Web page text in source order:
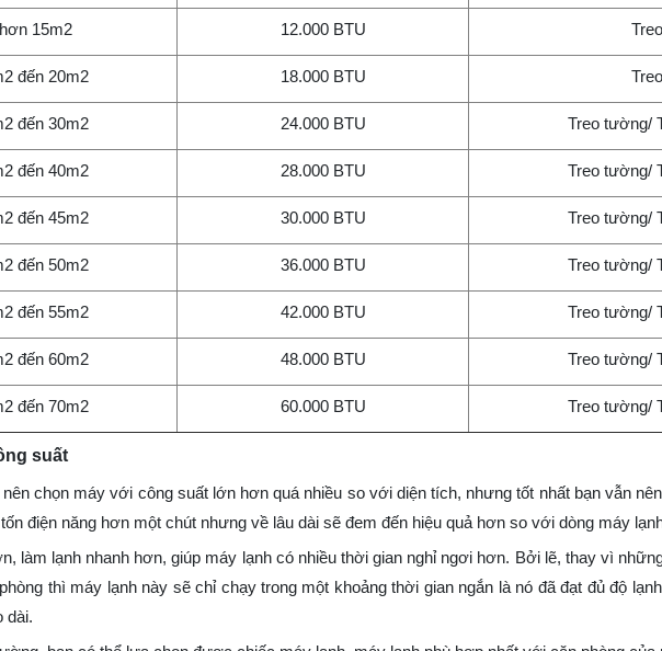
15m2 12.000 BTU
đến 20m2 18.000 BTU
đến 30m2 24.000 BTU Treo tường/
đến 40m2 28.000 BTU Treo tường/
đến 45m2 30.000 BTU Treo tường/
đến 50m2 36.000 BTU Treo tường/
đến 55m2 42.000 BTU Treo tường/
đến 60m2 48.000 BTU Treo tường/
đến 70m2 60.000 BTU Treo tường/
suất
chọn máy với công suất lớn hơn quá nhiều so với diện tích, nhưng tốt nhất bạn vẫn
điện năng hơn một chút nhưng về lâu dài sẽ đem đến hiệu quả hơn so với dòng máy
làm lạnh nhanh hơn, giúp máy lạnh có nhiều thời gian nghỉ ngơi hơn. Bởi lẽ, thay vì
thì máy lạnh này sẽ chỉ chạy trong một khoảng thời gian ngắn là nó đã đạt đủ độ
dài.